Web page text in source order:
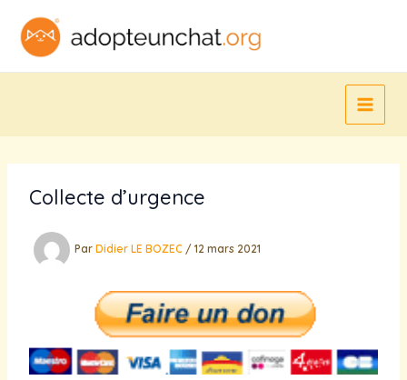
contenu
Collecte d’urgence
Par Didier LE BOZEC / 12 mars 2021